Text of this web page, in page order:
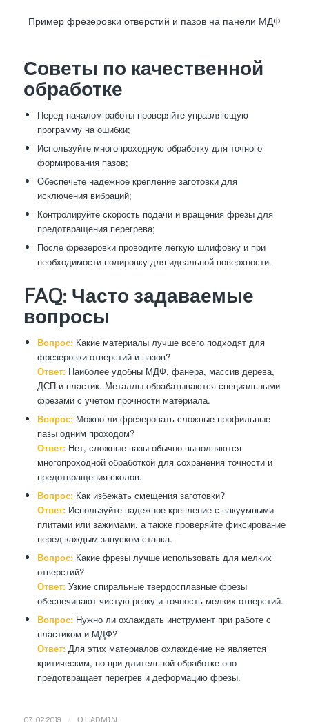
Пример фрезеровки отверстий и пазов на панели МДФ
Советы по качественной
обработке
Перед началом работы проверяйте управляющую
программу на ошибки;
Используйте многопроходную обработку для точного
формирования пазов;
Обеспечьте надежное крепление заготовки для
исключения вибраций;
Контролируйте скорость подачи и вращения фрезы для
предотвращения перегрева;
После фрезеровки проводите легкую шлифовку и при
необходимости полировку для идеальной поверхности.
FAQ: Часто задаваемые
вопросы
Вопрос:Какие материалы лучше всего подходят для
фрезеровки отверстий и пазов?
Ответ:Наиболее удобны МДФ, фанера, массив дерева,
ДСП и пластик. Металлы обрабатываются специальными
фрезами с учетом прочности материала.
Вопрос:Можно ли фрезеровать сложные профильные
пазы одним проходом?
Ответ:Нет, сложные пазы обычно выполняются
многопроходной обработкой для сохранения точности и
предотвращения сколов.
Вопрос:Как избежать смещения заготовки?
Ответ:Используйте надежное крепление с вакуумными
плитами или зажимами, а также проверяйте фиксирование
перед каждым запуском станка.
Вопрос:Какие фрезы лучше использовать для мелких
отверстий?
Ответ:Узкие спиральные твердосплавные фрезы
обеспечивают чистую резку и точность мелких отверстий.
Вопрос:Нужно ли охлаждать инструмент при работе с
пластиком и МДФ?
Ответ:Для этих материалов охлаждение не является
критическим, но при длительной обработке оно
предотвращает перегрев и деформацию фрезы.
07.02.2019 ОТ ADMIN